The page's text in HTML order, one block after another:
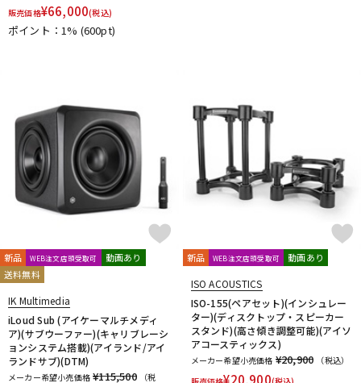
販売価格¥66,000(税込)
ポイント：1% (600pt)
新品 WEB注文店頭受取可
動画あり
送料無料
IK Multimedia
iLoud Sub (アイケーマルチメディ
ア)(サブウーファー)(キャリブレーシ
ョンシステム搭載)(アイランド/アイ
ランドサブ)(DTM)
メーカー希望小売価格 ¥115,500
（税
新品 WEB注文店頭受取可 動画あり
ISO ACOUSTICS
ISO-155(ペアセット)(インシュレー
ター)(ディスクトップ・スピーカー
スタンド)(高さ傾き調整可能)(アイソ
アコースティックス)
メーカー希望小売価格 ¥20,900
（税込）
¥20,900